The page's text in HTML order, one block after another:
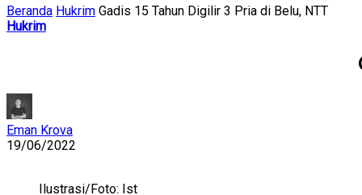
Beranda Hukrim Gadis 15 Tahun Digilir 3 Pria di Belu, NTT
Hukrim
Eman Krova
19/06/2022
Ilustrasi/Foto: Ist